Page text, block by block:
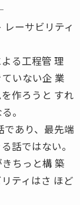
ーサビリティ
る工程管 理
いない企 業
作ろうと すれ
。
であり、最先端
話ではない。
ちっと構 築
ティはさ ほど